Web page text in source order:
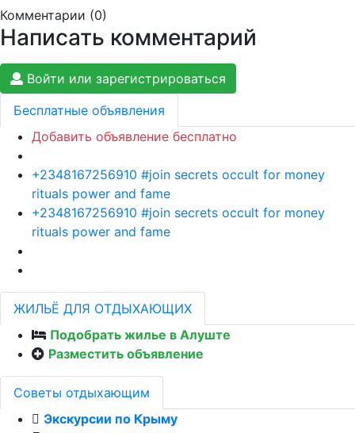
Комментарии (0)
Написать комментарий
Войти или зарегистрироваться
Бесплатные объявления
Добавить объявление бесплатно
+2348167256910 #join secrets occult for money
rituals power and fame
+2348167256910 #join secrets occult for money
rituals power and fame
ЖИЛЬЁ ДЛЯ ОТДЫХАЮЩИХ
Подобрать жилье в Алуште
Разместить объявление
Советы отдыхающим
Экскурсии по Крыму